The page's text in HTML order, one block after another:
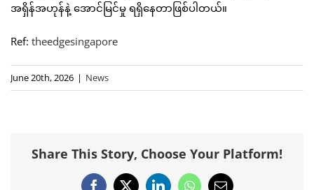
အရှိန်အဟုန်နဲ့ အောင်မြင်မှု ရရှိနေတာဖြစ်ပါတယ်။
Ref: theedgesingapore
June 20th, 2026 | News
Share This Story, Choose Your Platform!